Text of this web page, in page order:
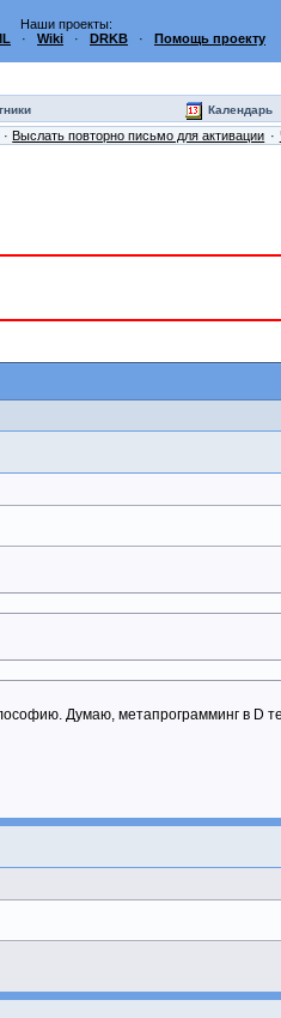
Наши проекты:
· Wiki · DRKB · Помощь проекту
Календарь
Выслать повторно письмо для активации
Думаю, метапрограмминг в D